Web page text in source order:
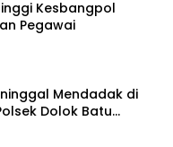
Kesbangpol
Pegawai
Mendadak di
Dolok Batu
Olah TKP